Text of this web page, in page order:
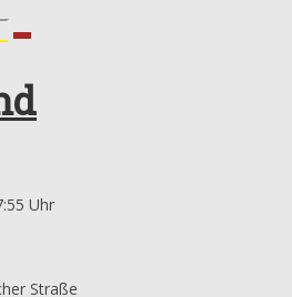
Uhr
Straße